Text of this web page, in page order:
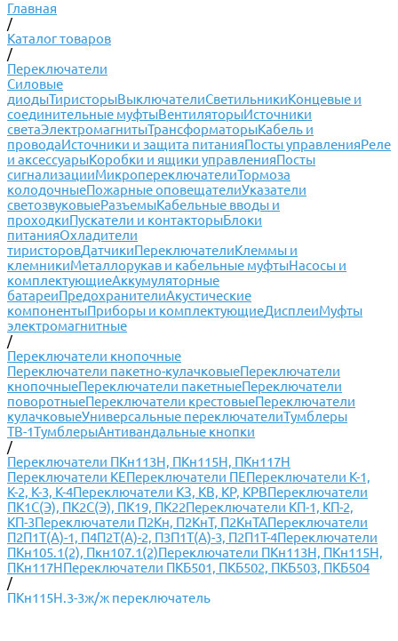
Главная
/
Каталог товаров
/
Переключатели
Силовые
диодыТиристорыВыключателиСветильникиКонцевые и
соединительные муфтыВентиляторыИсточники
светаЭлектромагнитыТрансформаторыКабель и
проводаИсточники и защита питанияПосты управленияРеле
и аксессуарыКоробки и ящики управленияПосты
сигнализацииМикропереключателиТормоза
колодочныеПожарные оповещателиУказатели
светозвуковыеРазъемыКабельные вводы и
проходкиПускатели и контакторыБлоки
питанияОхладители
тиристоровДатчикиПереключателиКлеммы и
клемникиМеталлорукав и кабельные муфтыНасосы и
комплектующиеАккумуляторные
батареиПредохранителиАкустические
компонентыПриборы и комплектующиеДисплеиМуфты
электромагнитные
/
Переключатели кнопочные
Переключатели пакетно-кулачковыеПереключатели
кнопочныеПереключатели пакетныеПереключатели
поворотныеПереключатели крестовыеПереключатели
кулачковыеУниверсальные переключателиТумблеры
ТВ-1ТумблерыАнтивандальные кнопки
/
Переключатели ПКн113Н, ПКн115Н, ПКн117Н
Переключатели КЕПереключатели ПЕПереключатели К-1,
К-2, К-3, К-4Переключатели КЗ, КВ, КР, КРВПереключатели
ПК1С(Э), ПК2С(Э), ПК19, ПК22Переключатели КП-1, КП-2,
КП-3Переключатели П2Кн, П2КнТ, П2КнТАПереключатели
П2П1Т(А)-1, П4П2Т(А)-2, П3П1Т(А)-3, П2П1Т-4Переключатели
ПКн105.1(2), Пкн107.1(2)Переключатели ПКн113Н, ПКн115Н,
ПКн117НПереключатели ПКБ501, ПКБ502, ПКБ503, ПКБ504
/
ПКн115Н.3-3ж/ж переключатель